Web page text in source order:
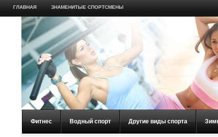
ГЛАВНАЯ ЗНАМЕНИТЫЕ СПОРТСМЕНЫ
Фитнес Водный спорт Другие виды спорта